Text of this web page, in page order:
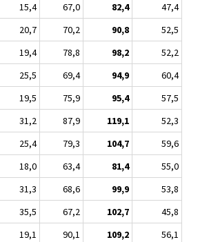
15,4 67,0 82,4
47,4
20,7 70,2 90,8
52,5
19,4 78,8 98,2
52,2
25,5 69,4 94,9
60,4
19,5 75,9 95,4
57,5
31,2 87,9 119,1
52,3
25,4 79,3 104,7
59,6
18,0 63,4 81,4
55,0
31,3 68,6 99,9
53,8
35,5 67,2 102,7
45,8
19,1 90,1 109,2
56,1